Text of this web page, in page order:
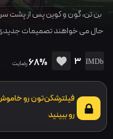
بن تن، گون و کوین پس از پشت
حال می خواهند تصمیمات جدیدی
گون برای ادامه تحصیل در
مجبور به ترک شهر می شود.
نام روک که پدربزرگش برای او
3
68%رضایت
فیلترشکن‌تون رو
رو ببینید